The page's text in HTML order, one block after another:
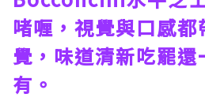
啫喱，視覺與口感
覺，味道清新吃罷
有。